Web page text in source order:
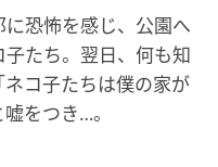
恐怖を感じ、公園へ
たち。翌日、何も知
コ子たちは僕の家が
をつき…。